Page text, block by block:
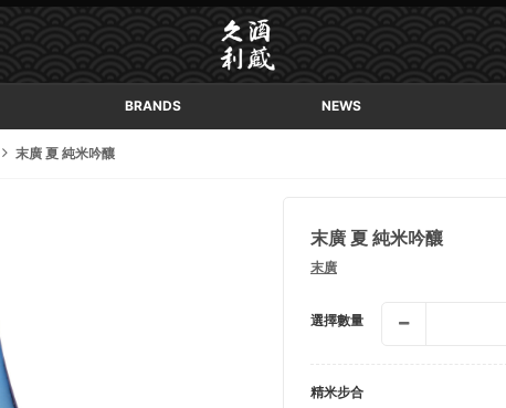
BRANDS NEWS
末廣 夏 純米吟釀
末廣 夏 純米吟釀
末廣
選擇數量
精米步合